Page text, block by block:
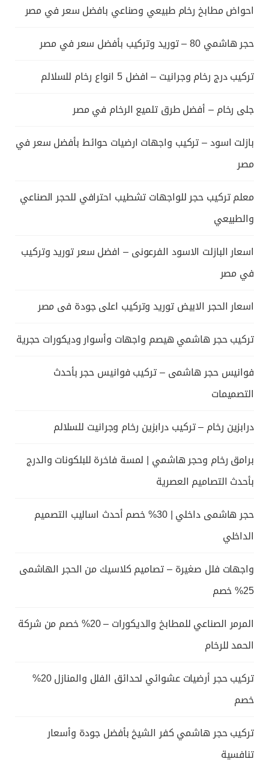
احواض مطابخ رخام طبيعي وصناعي بافضل سعر في مصر
حجر هاشمي 80 – توريد وتركيب بأفضل سعر في مصر
تركيب درج رخام وجرانيت – افضل 5 انواع رخام للسلالم
جلى رخام – أفضل طرق تلميع الرخام في مصر
بازلت اسود – تركيب واجهات ارضيات حوائط بأفضل سعر في
مصر
معلم تركيب حجر للواجهات تشطيب احترافي للحجر الصناعي
والطبيعي
اسعار البازلت الاسود الفرعونى – افضل سعر توريد وتركيب
في مصر
اسعار الحجر الابيض توريد وتركيب اعلى جودة فى مصر
تركيب حجر هاشمي هيصم واجهات وأسوار وديكورات حجرية
فوانيس حجر هاشمى – تركيب فوانيس حجر بأحدث
التصميمات
درابزين رخام – تركيب درابزين رخام وجرانيت للسلالم
برامق رخام وحجر هاشمي | لمسة فاخرة للبلكونات والدرج
بأحدث التصاميم العصرية
حجر هاشمى داخلي | 30% خصم أحدث اساليب التصميم
الداخلي
واجهات فلل صغيرة – تصاميم كلاسيك من الحجر الهاشمى
25% خصم
المرمر الصناعي للمطابخ والديكورات – 20% خصم من شركة
الحمد للرخام
تركيب حجر أرضيات عشوائي لحدائق الفلل والمنازل 20%
خصم
تركيب حجر هاشمي كفر الشيخ بأفضل جودة وأسعار
تنافسية